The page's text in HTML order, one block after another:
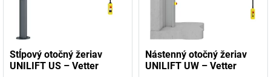
Stĺpový otočný žeriav
UNILIFT US – Vetter
Nástenný otočný žeriav
UNILIFT UW – Vetter